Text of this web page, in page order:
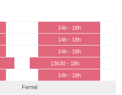
14h - 18h
14h - 18h
14h - 18h
13h30 - 18h
14h - 18h
Fermé